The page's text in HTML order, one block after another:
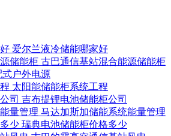
爱尔兰液冷储能哪家好
古巴通信基站混合能源储能柜
式户外电源
太阳能储能柜系统工程
吉布提锂电池储能柜公司
马达加斯加储能系统能量管理
瑞典电池储能柜价格多少